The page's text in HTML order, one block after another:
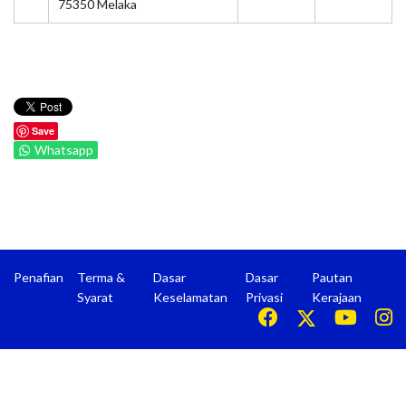
75350 Melaka
Save
Whatsapp
Penafian
Terma &
Syarat
Dasar
Keselamatan
Dasar
Privasi
Pautan
Kerajaan